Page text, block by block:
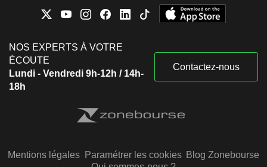
NOS EXPERTS À VOTRE
ÉCOUTE
Lundi - Vendredi 9h-12h / 14h-
18h
Contactez-nous
Mentions légales Paramétrer les cookies Blog Zonebourse